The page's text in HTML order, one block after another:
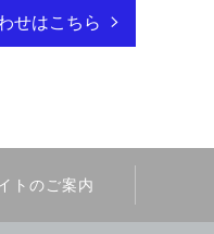
せはこちら
トのご案内